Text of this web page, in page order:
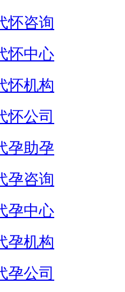
怀咨询
怀中心
怀机构
怀公司
孕助孕
孕咨询
孕中心
孕机构
孕公司